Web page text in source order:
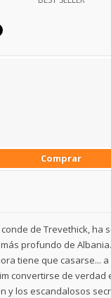
Comprar
de Trevethick, ha
profundo de
tiene que casarse...
convertirse de verdad
y los escandalosos